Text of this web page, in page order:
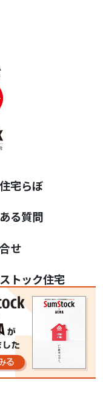
宅らぼ
る質問
せ
トック住宅
議会について
報保護方針
the Promotion of High-